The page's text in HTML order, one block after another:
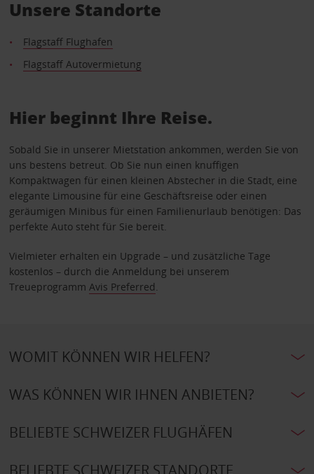
Unsere Standorte
Flagstaff Flughafen
Flagstaff Autovermietung
Hier beginnt Ihre Reise.
Sobald Sie in unserer Mietstation ankommen, werden Sie von
uns bestens betreut. Ob Sie nun einen knuffigen
Kompaktwagen für einen kleinen Abstecher in die Stadt, eine
elegante Limousine für eine Geschäftsreise oder einen
geräumigen Minibus für einen Familienurlaub benötigen: Das
perfekte Auto steht für Sie bereit.
Vielmieter erhalten ein Upgrade – und zusätzliche Tage
kostenlos – durch die Anmeldung bei unserem
Treueprogramm Avis Preferred
WOMIT KÖNNEN WIR HELFEN?
WAS KÖNNEN WIR IHNEN ANBIETEN?
BELIEBTE SCHWEIZER FLUGHÄFEN
BELIEBTE SCHWEIZER STANDORTE